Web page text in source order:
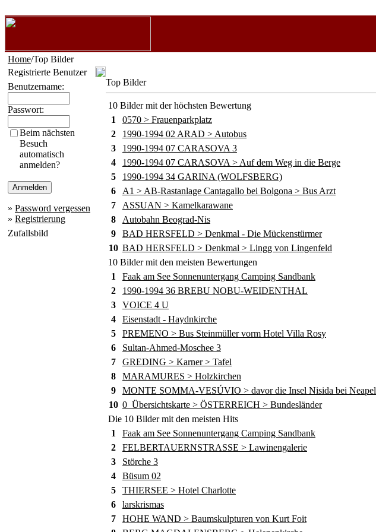
Home/Top Bilder
Registrierte Benutzer
Benutzername:
Passwort:
Beim nächsten
Besuch
automatisch
anmelden?
» Password vergessen
» Registrierung
Zufallsbild
Top Bilder
10 Bilder mit der höchsten Bewertung
1
0570 > Frauenparkplatz
2
1990-1994 02 ARAD > Autobus
3
1990-1994 07 CARASOVA 3
4
1990-1994 07 CARASOVA > Auf dem Weg in die Berge
5
1990-1994 34 GARINA (WOLFSBERG)
6
A1 > AB-Rastanlage Cantagallo bei Bolgona > Bus Arzt
7
ASSUAN > Kamelkarawane
8
Autobahn Beograd-Nis
9
BAD HERSFELD > Denkmal - Die Mückenstürmer
10 BAD HERSFELD > Denkmal > Lingg von Lingenfeld
10 Bilder mit den meisten Bewertungen
1
Faak am See Sonnenuntergang Camping Sandbank
2
1990-1994 36 BREBU NOBU-WEIDENTHAL
3
VOICE 4 U
4
Eisenstadt - Haydnkirche
5
PREMENO > Bus Steinmüller vorm Hotel Villa Rosy
6
Sultan-Ahmed-Moschee 3
7
GREDING > Karner > Tafel
8
MARAMURES > Holzkirchen
9
MONTE SOMMA-VESÚVIO > davor die Insel Nisida bei Neapel
10 0_Übersichtskarte > ÖSTERREICH > Bundesländer
Die 10 Bilder mit den meisten Hits
1
Faak am See Sonnenuntergang Camping Sandbank
2
FELBERTAUERNSTRASSE > Lawinengalerie
3
Störche 3
4
Büsum 02
5
THIERSEE > Hotel Charlotte
6
larskrismas
7
HOHE WAND > Baumskulpturen von Kurt Foit